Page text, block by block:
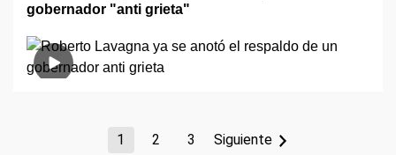
gobernador "anti grieta"
1 2 3 Siguiente